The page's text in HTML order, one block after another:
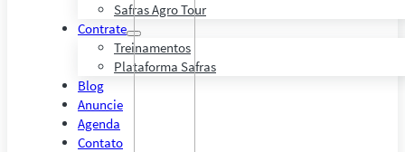
Safras Agro Tour
Contrate
Treinamentos
Plataforma Safras
Blog
Anuncie
Agenda
Contato